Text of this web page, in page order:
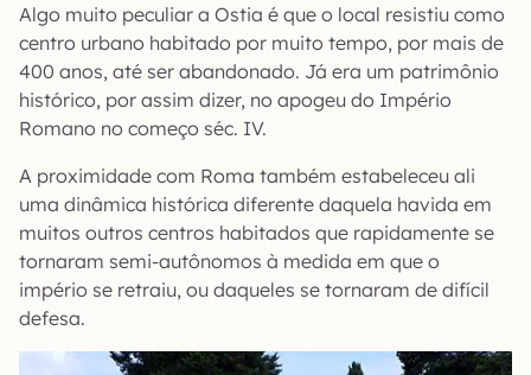
Algo muito peculiar a Ostia é que o local resistiu como
centro urbano habitado por muito tempo, por mais de
400 anos, até ser abandonado. Já era um patrimônio
histórico, por assim dizer, no apogeu do Império
Romano no começo séc. IV.
A proximidade com Roma também estabeleceu ali
uma dinâmica histórica diferente daquela havida em
muitos outros centros habitados que rapidamente se
tornaram semi-autônomos à medida em que o
império se retraiu, ou daqueles se tornaram de difícil
defesa.